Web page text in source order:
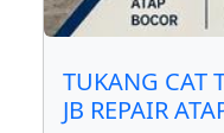
TUKANG CAT
JB REPAIR